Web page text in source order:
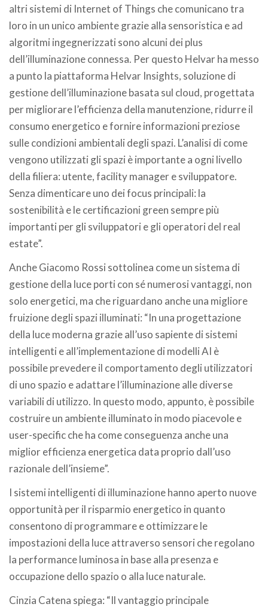
altri sistemi di Internet of Things che comunicano tra
loro in un unico ambiente grazie alla sensoristica e ad
algoritmi ingegnerizzati sono alcuni dei plus
dell’illuminazione connessa. Per questo Helvar ha messo
a punto la piattaforma Helvar Insights, soluzione di
gestione dell’illuminazione basata sul cloud, progettata
per migliorare l’efficienza della manutenzione, ridurre il
consumo energetico e fornire informazioni preziose
sulle condizioni ambientali degli spazi. L’analisi di come
vengono utilizzati gli spazi è importante a ogni livello
della filiera: utente, facility manager e sviluppatore.
Senza dimenticare uno dei focus principali: la
sostenibilità e le certificazioni green sempre più
importanti per gli sviluppatori e gli operatori del real
estate”.
Anche Giacomo Rossi sottolinea come un sistema di
gestione della luce porti con sé numerosi vantaggi, non
solo energetici, ma che riguardano anche una migliore
fruizione degli spazi illuminati: “In una progettazione
della luce moderna grazie all’uso sapiente di sistemi
intelligenti e all’implementazione di modelli AI è
possibile prevedere il comportamento degli utilizzatori
di uno spazio e adattare l’illuminazione alle diverse
variabili di utilizzo. In questo modo, appunto, è possibile
costruire un ambiente illuminato in modo piacevole e
user-specific che ha come conseguenza anche una
miglior efficienza energetica data proprio dall’uso
razionale dell’insieme”.
I sistemi intelligenti di illuminazione hanno aperto nuove
opportunità per il risparmio energetico in quanto
consentono di programmare e ottimizzare le
impostazioni della luce attraverso sensori che regolano
la performance luminosa in base alla presenza e
occupazione dello spazio o alla luce naturale.
Cinzia Catena spiega: “Il vantaggio principale